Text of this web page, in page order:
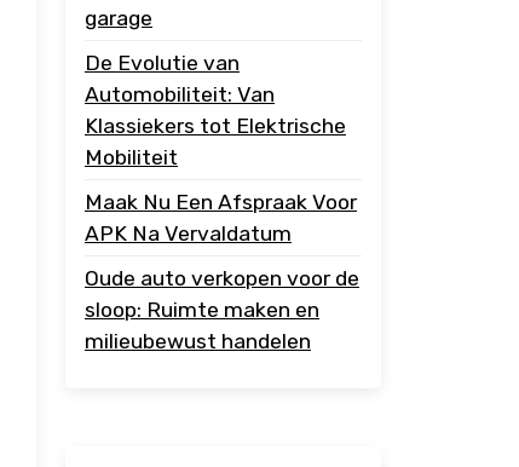
garage
De Evolutie van
Automobiliteit: Van
Klassiekers tot Elektrische
Mobiliteit
Maak Nu Een Afspraak Voor
APK Na Vervaldatum
Oude auto verkopen voor de
sloop: Ruimte maken en
milieubewust handelen